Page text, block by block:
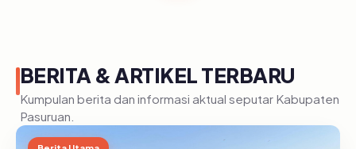
BERITA & ARTIKEL TERBARU
Kumpulan berita dan informasi aktual seputar Kabupaten
Pasuruan.